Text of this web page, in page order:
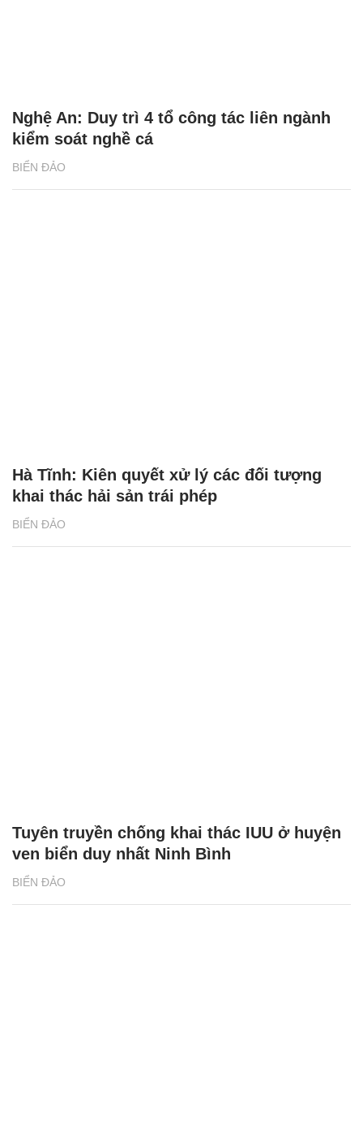
BIỂN ĐẢO
Nghệ An: Duy trì 4 tổ công tác liên ngành
kiểm soát nghề cá
BIỂN ĐẢO
Hà Tĩnh: Kiên quyết xử lý các đối tượng
khai thác hải sản trái phép
BIỂN ĐẢO
Tuyên truyền chống khai thác IUU ở huyện
ven biển duy nhất Ninh Bình